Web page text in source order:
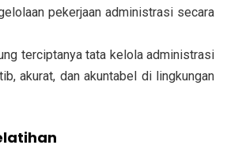
pekerjaan administrasi secara
terciptanya tata kelola administrasi
akurat, dan akuntabel di lingkungan